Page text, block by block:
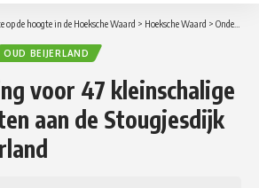
op de hoogte in de Hoeksche Waard > Hoeksche Waard > Ondertekening voor 47 kleinschalige appartementen aan de Stougjesdijk in Oud-Beijerland
OUD BEIJERLAND
voor 47 kleinschalige
aan de Stougjesdijk